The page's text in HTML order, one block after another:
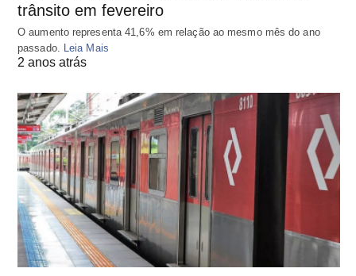
trânsito em fevereiro
O aumento representa 41,6% em relação ao mesmo mês do ano
passado.
Leia Mais
2 anos atrás